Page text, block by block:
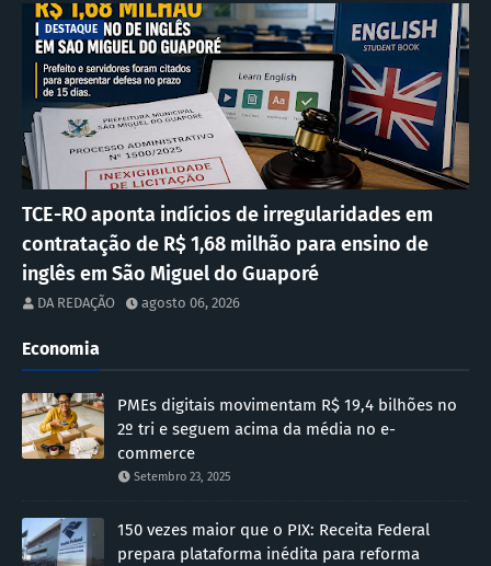
DESTAQUE
TCE-RO aponta indícios de irregularidades em
contratação de R$ 1,68 milhão para ensino de
inglês em São Miguel do Guaporé
DA REDAÇÃO agosto 06, 2026
Economia
PMEs digitais movimentam R$ 19,4 bilhões no
2º tri e seguem acima da média no e-
commerce
Setembro 23, 2025
150 vezes maior que o PIX: Receita Federal
prepara plataforma inédita para reforma